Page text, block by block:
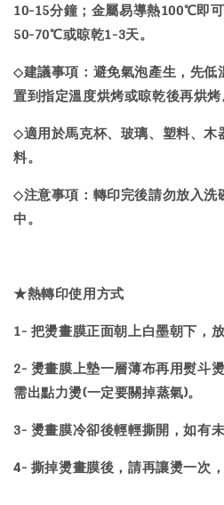
10-15分鐘；金屬易導熱100℃即
50-70℃或晾乾1-3天。
◇建議事項：避免氣泡產生，先
置到指定溫度烘烤或晾乾後再烘烤
◇適用於馬克杯、玻璃、塑料、
料。
◇注意事項：轉印完後請勿放入
中。
★熱轉印使用方式
1- 把燙畫膜正面朝上白墨朝下，
2- 燙畫膜上墊一層薄布再用熨斗
需出點力燙(一定要關掉蒸氣)。
3- 燙畫膜冷卻後輕輕撕開，如有
4- 撕掉燙畫膜後，請再讓燙一次